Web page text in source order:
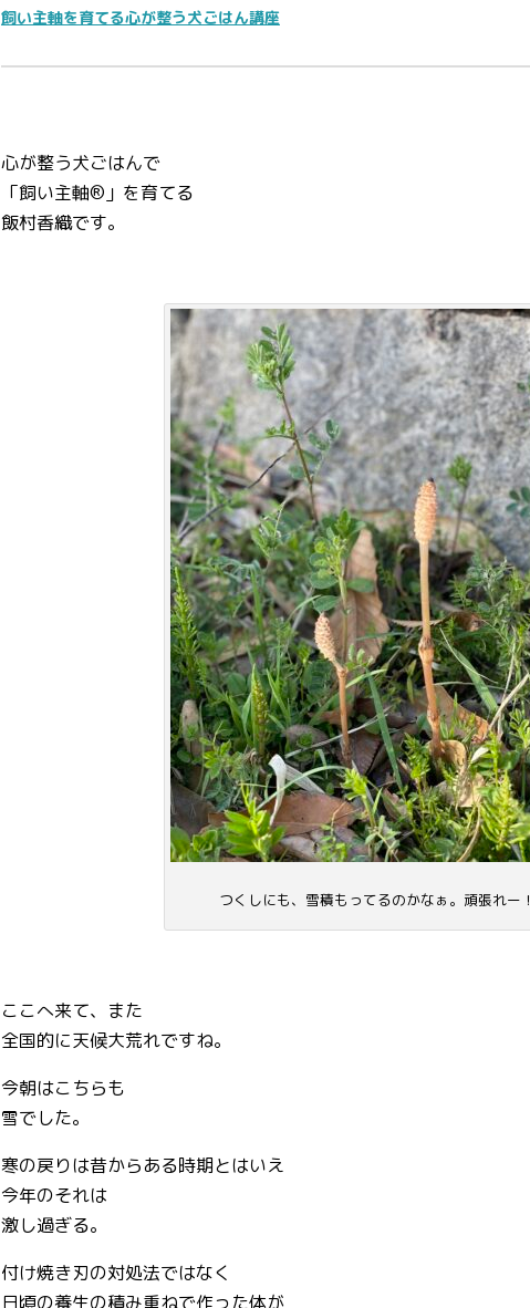
飼い主軸を育てる心が整う犬ごはん講座
心が整う犬ごはんで
「飼い主軸®️」を育てる
飯村香織です。
つくしにも、雪積もってるのかなぁ。頑張れー！
ここへ来て、また
全国的に天候大荒れですね。
今朝はこちらも
雪でした。
寒の戻りは昔からある時期とはいえ
今年のそれは
激し過ぎる。
付け焼き刃の対処法ではなく
日頃の養生の積み重ねで作った体が